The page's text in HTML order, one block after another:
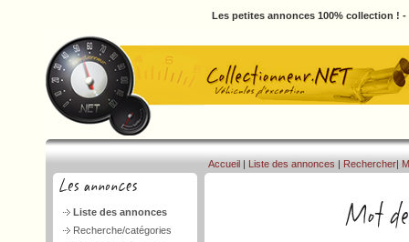
Les petites annonces 100% collection !
Liste des annonces
Recherche/catégories
Accueil | Liste des annonces | Rechercher|